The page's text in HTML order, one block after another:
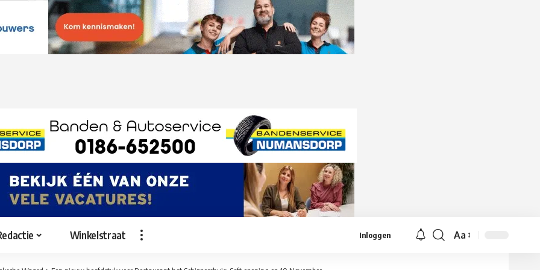
Winkelstraat Inloggen
Lettergrootte
Aa